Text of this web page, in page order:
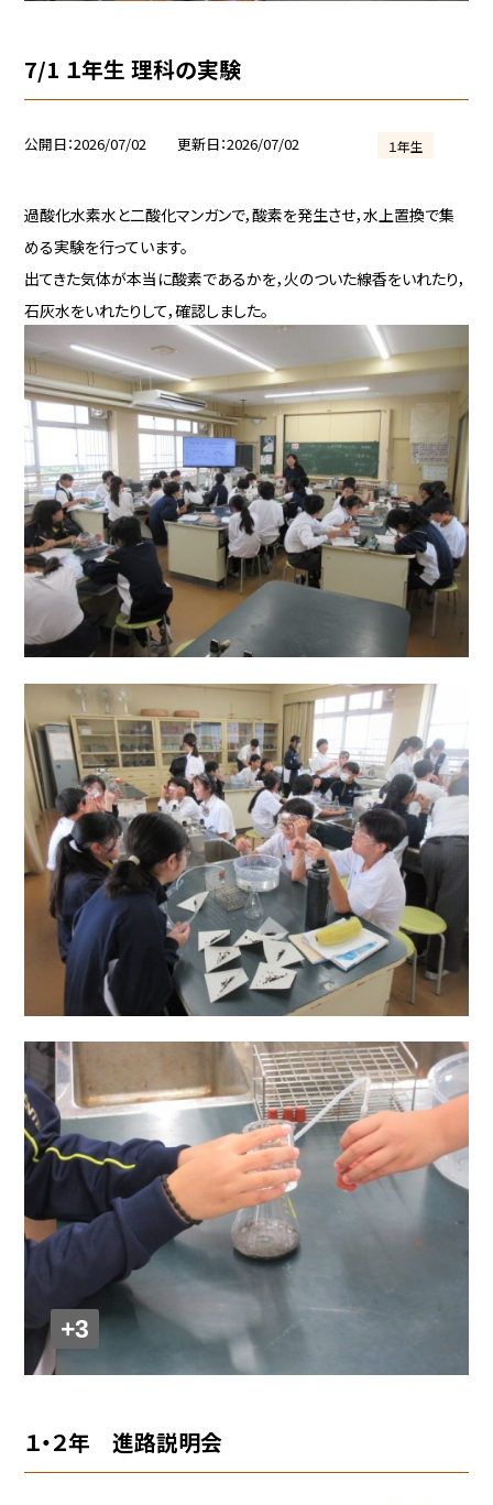
7/1 １年生 理科の実験
公開日 2026/07/02 更新日 2026/07/02 １年生
過酸化水素水と二酸化マンガンで，酸素を発生させ，水上置換で集
める実験を行っています。
出てきた気体が本当に酸素であるかを，火のついた線香をいれたり，
石灰水をいれたりして，確認しました。
+3
１・２年 進路説明会